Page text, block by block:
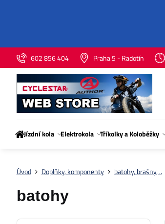
602 856 404
Praha 5 - Radotín
Jízdní kola Elektrokola Tříkolky a Koloběžky
Úvod Doplňky, komponenty batohy, brašny, ..
batohy